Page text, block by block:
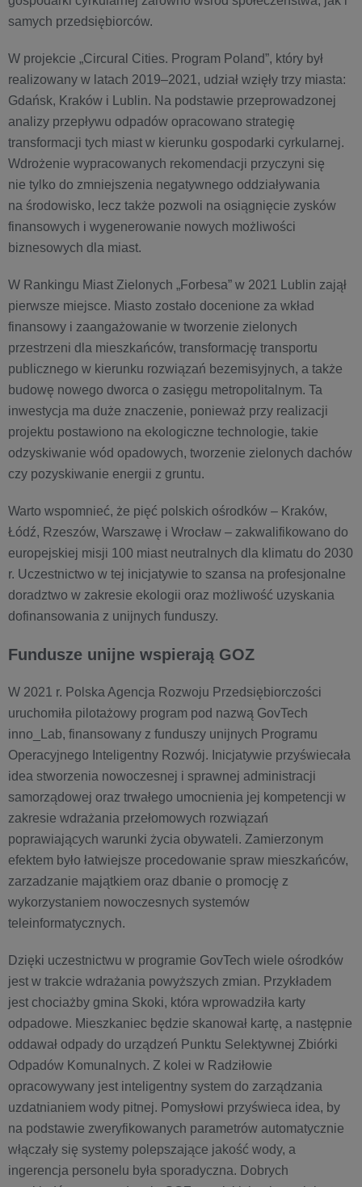
samych przedsiębiorców.
W projekcie „Circural Cities. Program Poland”, który był
realizowany w latach 2019–2021, udział wzięły trzy miasta:
Gdańsk, Kraków i Lublin. Na podstawie przeprowadzonej
analizy przepływu odpadów opracowano strategię
transformacji tych miast w kierunku gospodarki cyrkularnej.
Wdrożenie wypracowanych rekomendacji przyczyni się
nie tylko do zmniejszenia negatywnego oddziaływania
na środowisko, lecz także pozwoli na osiągnięcie zysków
finansowych i wygenerowanie nowych możliwości
biznesowych dla miast.
W Rankingu Miast Zielonych „Forbesa” w 2021 Lublin zajął
pierwsze miejsce. Miasto zostało docenione za wkład
finansowy i zaangażowanie w tworzenie zielonych
przestrzeni dla mieszkańców, transformację transportu
publicznego w kierunku rozwiązań bezemisyjnych, a także
budowę nowego dworca o zasięgu metropolitalnym. Ta
inwestycja ma duże znaczenie, ponieważ przy realizacji
projektu postawiono na ekologiczne technologie, takie
odzyskiwanie wód opadowych, tworzenie zielonych dachów
czy pozyskiwanie energii z gruntu.
Warto wspomnieć, że pięć polskich ośrodków – Kraków,
Łódź, Rzeszów, Warszawę i Wrocław – zakwalifikowano do
europejskiej misji 100 miast neutralnych dla klimatu do 2030
r. Uczestnictwo w tej inicjatywie to szansa na profesjonalne
doradztwo w zakresie ekologii oraz możliwość uzyskania
dofinansowania z unijnych funduszy.
Fundusze unijne wspierają GOZ
W 2021 r. Polska Agencja Rozwoju Przedsiębiorczości
uruchomiła pilotażowy program pod nazwą GovTech
inno_Lab, finansowany z funduszy unijnych Programu
Operacyjnego Inteligentny Rozwój. Inicjatywie przyświecała
idea stworzenia nowoczesnej i sprawnej administracji
samorządowej oraz trwałego umocnienia jej kompetencji w
zakresie wdrażania przełomowych rozwiązań
poprawiających warunki życia obywateli. Zamierzonym
efektem było łatwiejsze procedowanie spraw mieszkańców,
zarzadzanie majątkiem oraz dbanie o promocję z
wykorzystaniem nowoczesnych systemów
teleinformatycznych.
Dzięki uczestnictwu w programie GovTech wiele ośrodków
jest w trakcie wdrażania powyższych zmian. Przykładem
jest chociażby gmina Skoki, która wprowadziła karty
odpadowe. Mieszkaniec będzie skanował kartę, a następnie
oddawał odpady do urządzeń Punktu Selektywnej Zbiórki
Odpadów Komunalnych. Z kolei w Radziłowie
opracowywany jest inteligentny system do zarządzania
uzdatnianiem wody pitnej. Pomysłowi przyświeca idea, by
na podstawie zweryfikowanych parametrów automatycznie
włączały się systemy polepszające jakość wody, a
ingerencja personelu była sporadyczna. Dobrych